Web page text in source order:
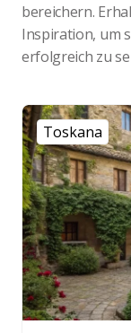
bereichern.
Inspiration, um
erfolgreich zu
Toskana